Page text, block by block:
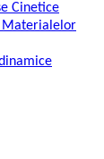
Cinetice
Materialelor